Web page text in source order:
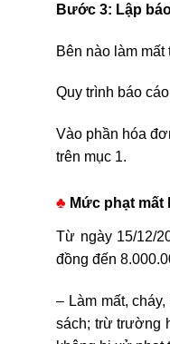
Bước 3: Lập
Bên nào làm
Quy trình báo
Vào phần hóa
trên mục 1.
♣ Mức phạt mất
Từ ngày 15/12/
đồng đến
– Làm mất,
sách; trừ trường